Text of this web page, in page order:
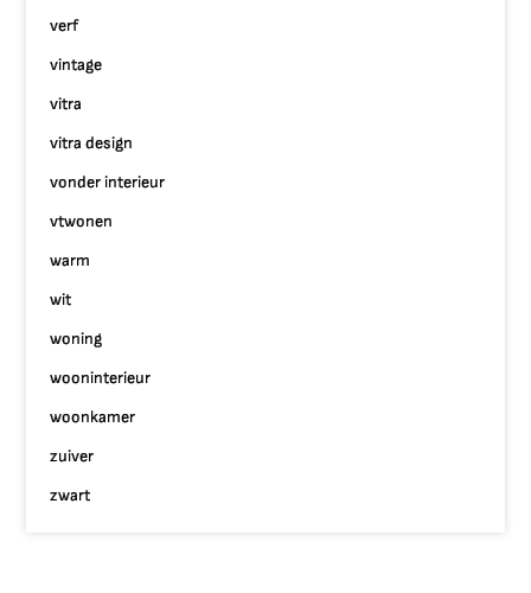
verf
vintage
vitra
vitra design
vonder interieur
vtwonen
warm
wit
woning
wooninterieur
woonkamer
zuiver
zwart